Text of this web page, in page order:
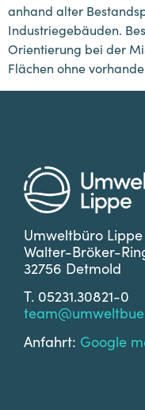
anhand alter
Industriegebäuden.
Orientierung bei der
Flächen ohne
Umweltbüro Lippe
Walter-Bröker-
32756 Detmold
T. 05231.30821-0
Anfahrt: Google